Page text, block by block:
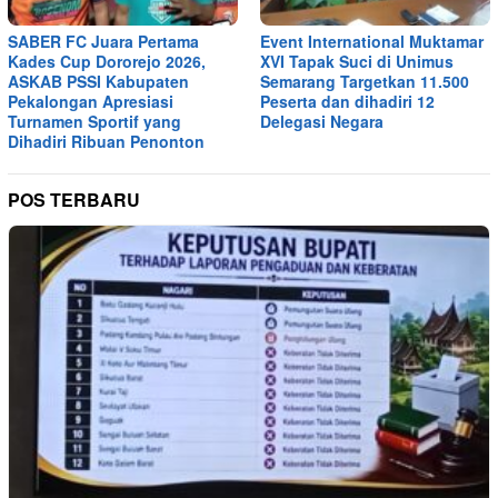
SABER FC Juara Pertama
Kades Cup Dororejo 2026,
ASKAB PSSI Kabupaten
Pekalongan Apresiasi
Turnamen Sportif yang
Dihadiri Ribuan Penonton
Event International Muktamar
XVI Tapak Suci di Unimus
Semarang Targetkan 11.500
Peserta dan dihadiri 12
Delegasi Negara
POS TERBARU